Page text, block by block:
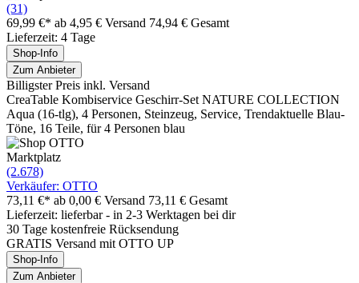
(31)
69,99 €* ab 4,95 € Versand 74,94 € Gesamt
Lieferzeit: 4 Tage
Shop-Info
Zum Anbieter
Billigster Preis inkl. Versand
CreaTable Kombiservice Geschirr-Set NATURE COLLECTION
Aqua (16-tlg), 4 Personen, Steinzeug, Service, Trendaktuelle Blau-
Töne, 16 Teile, für 4 Personen blau
Marktplatz
(2.678)
Verkäufer: OTTO
73,11 €* ab 0,00 € Versand 73,11 € Gesamt
Lieferzeit: lieferbar - in 2-3 Werktagen bei dir
30 Tage kostenfreie Rücksendung
GRATIS Versand mit OTTO UP
Shop-Info
Zum Anbieter